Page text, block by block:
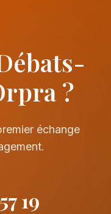
?
échange
19